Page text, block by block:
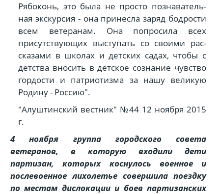
Рябоконь, это была не просто познаватель­
ная экскурсия - она принесла за­ряд бодрости
всем ветеранам. Она попросила всех
присутству­ющих выступать со своими рас­
сказами в школах и детских са­дах, чтобы с
детства вносить в детское сознание чувство
гордо­сти и патриотизма за нашу вели­кую
Родину - Россию".
"Алуштинский вестник" №44 12 ноября 2015
г.
4 ноября группа городского совета
ветеранов, в которую входили дети
партизан, которых коснулось военное и
послевоенное лихолетье совершила поездку
по местам дислокации и боев партизанских